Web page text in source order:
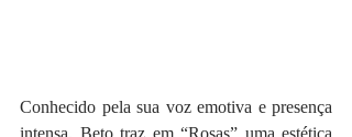
Conhecido pela sua voz emotiva e presença